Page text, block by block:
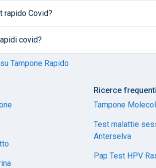
rapido Covid?
covid?
Tampone Rapido
Ricerce frequenti
Tampone
Test malattie
Anterselva
Pap Test HPV